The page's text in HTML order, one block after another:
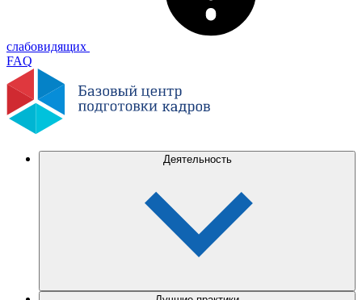
слабовидящих
FAQ
Деятельность